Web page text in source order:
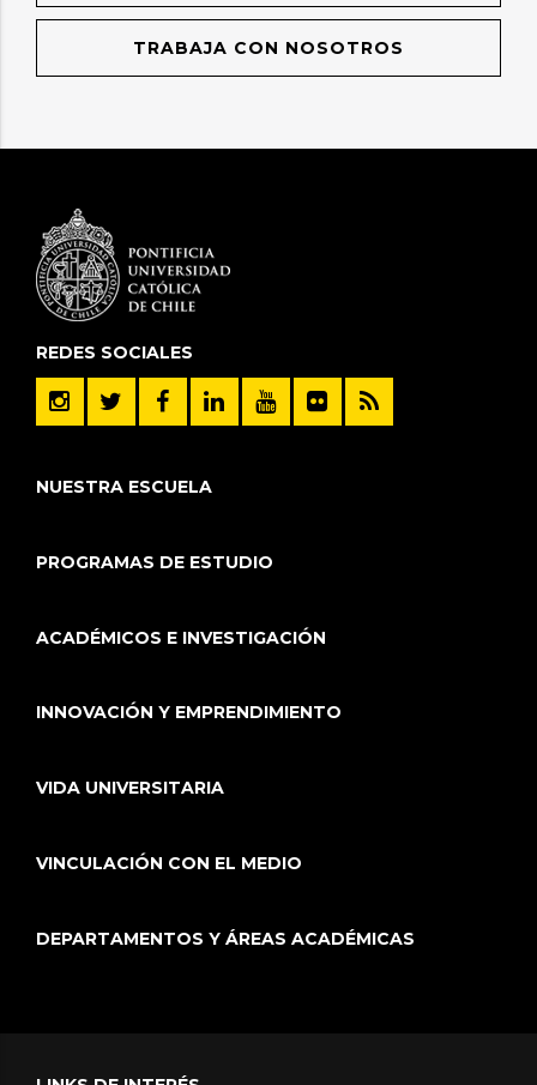
TRABAJA CON NOSOTROS
REDES SOCIALES
NUESTRA ESCUELA
PROGRAMAS DE ESTUDIO
ACADÉMICOS E INVESTIGACIÓN
INNOVACIÓN Y EMPRENDIMIENTO
VIDA UNIVERSITARIA
VINCULACIÓN CON EL MEDIO
DEPARTAMENTOS Y ÁREAS ACADÉMICAS